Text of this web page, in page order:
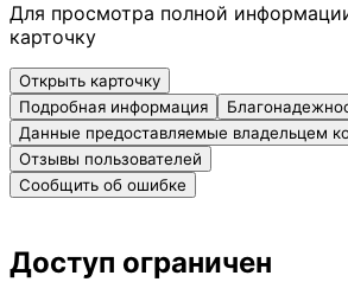
Для просмотра полной
карточку
Открыть карточку
Подробная информация
Данные предоставляемые владельцем
Отзывы пользователей
Сообщить об ошибке
Доступ ограничен